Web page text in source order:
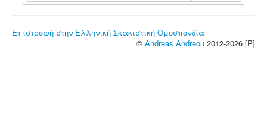
Επιστροφή στην Ελληνική Σκακιστική Ομοσπονδία
© Andreas Andreou 2012-2026 [P]